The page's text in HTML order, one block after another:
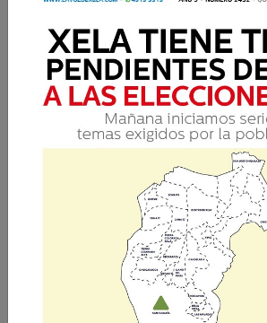
Xelajú MC vuelve
Camposeco con
el liderato
Xelajú MC juega por clasificar en
primeros lugares o en el
La Voz de Xela 13 Abril 2026 08:35